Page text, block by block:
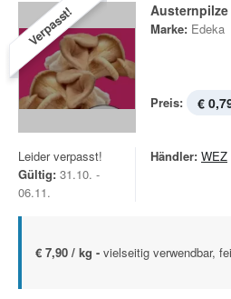
Verpasst! Austernpilze
Marke: Edeka
Preis: €
Leider verpasst!
Gültig: 31.10. -
06.11.
Händler: WEZ
€ 7,90 / kg - vielseitig verwendbar,